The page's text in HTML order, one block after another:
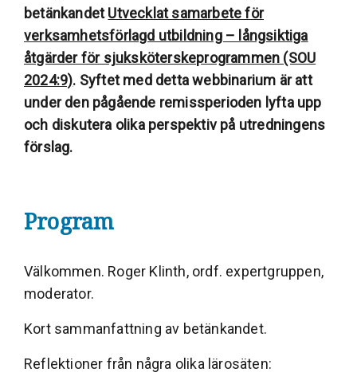
betänkandetUtvecklat samarbete för
verksamhetsförlagd utbildning – långsiktiga
åtgärder för sjuksköterskeprogrammen (SOU
2024:9). Syftet med detta webbinarium är att
under den pågående remissperioden lyfta upp
och diskutera olika perspektiv på utredningens
förslag.
Program
Välkommen. Roger Klinth, ordf. expertgruppen,
moderator.
Kort sammanfattning av betänkandet.
Reflektioner från några olika lärosäten: